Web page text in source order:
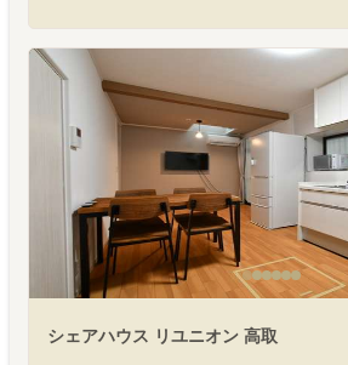
シェアハウス リユニオン 高取